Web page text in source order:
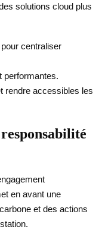
solutions cloud plus
centraliser
performantes.
rendre accessibles les
en avant une
et des actions